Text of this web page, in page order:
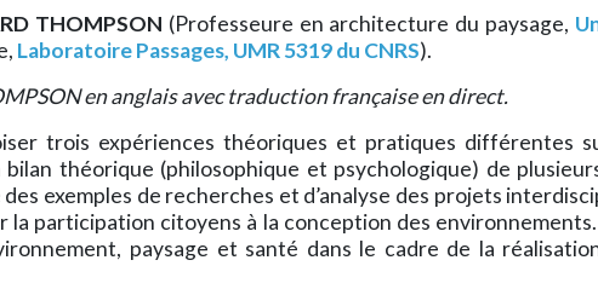
THOMPSON (Professeure en architecture du paysage,
Laboratoire Passages, UMR 5319 du CNRS).
en anglais avec traduction française en direct.
trois expériences théoriques et pratiques différentes
théorique (philosophique et psychologique) de
exemples de recherches et d’analyse des projets
la participation citoyens à la conception des
paysage et santé dans le cadre de la